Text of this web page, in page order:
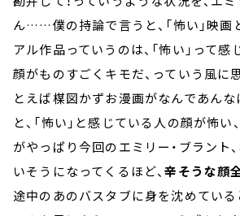
ん……僕の持論で言うと、「怖い」映画
アル作品っていうのは、「怖い」って感
顔がものすごくキモだ、っていう風に
とえば楳図かずお漫画がなんであんな
と、「怖い」と感じている人の顔が怖い
がやっぱり今回のエミリー・ブラント
いそうになってくるほど、辛そうな顔
途中のあのバスタブに身を沈めている